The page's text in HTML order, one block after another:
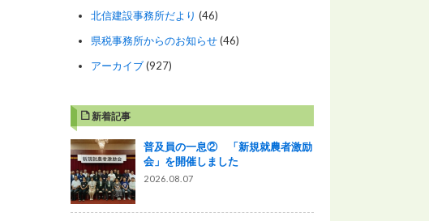
北信建設事務所だより (46)
県税事務所からのお知らせ(46)
アーカイブ(927)
新着記事
普及員の一息② 「新規就農者激励
会」を開催しました
2026.08.07